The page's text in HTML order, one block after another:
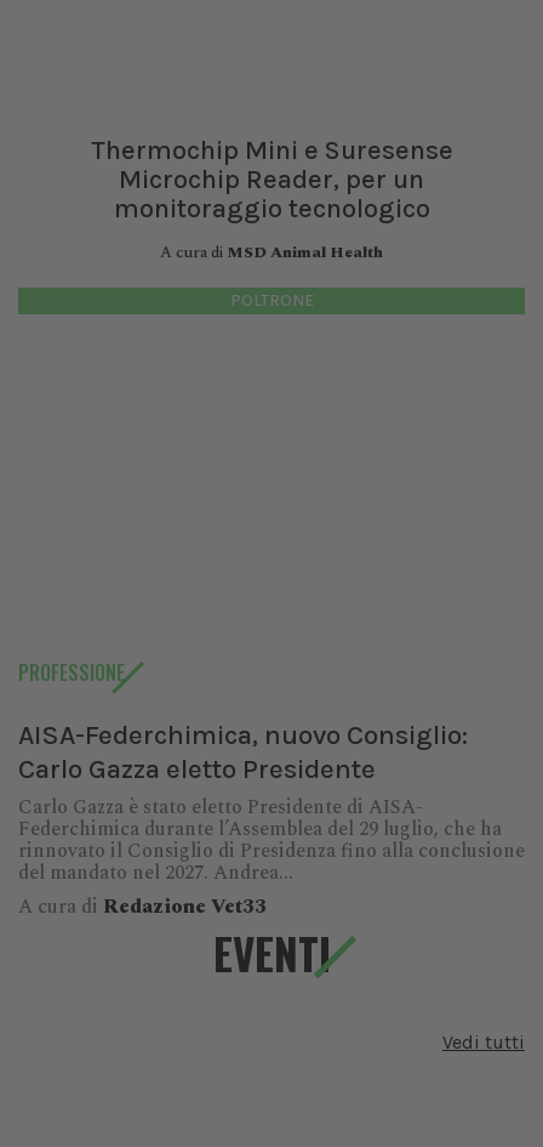
Thermochip Mini e Suresense
Microchip Reader, per un
monitoraggio tecnologico
A cura di MSD Animal Health
POLTRONE
PROFESSIONE
AISA-Federchimica, nuovo Consiglio:
Carlo Gazza eletto Presidente
Carlo Gazza è stato eletto Presidente di AISA-
Federchimica durante l’Assemblea del 29 luglio, che ha
rinnovato il Consiglio di Presidenza fino alla conclusione
del mandato nel 2027. Andrea...
A cura di Redazione Vet33
EVENTI
Vedi tutti